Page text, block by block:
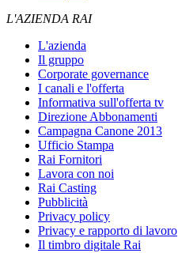
L'AZIENDA RAI
L'azienda
Il gruppo
Corporate governance
I canali e l'offerta
Informativa sull'offerta tv
Direzione Abbonamenti
Campagna Canone 2013
Ufficio Stampa
Rai Fornitori
Lavora con noi
Rai Casting
Pubblicità
Privacy policy
Privacy e rapporto di lavoro
Il timbro digitale Rai